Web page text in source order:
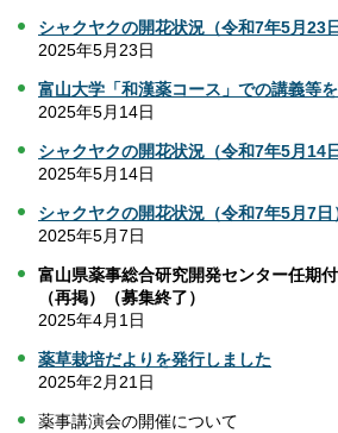
シャクヤクの開花状況（令和7年5月23日
2025年5月23日
富山大学「和漢薬コース」での講義等
2025年5月14日
シャクヤクの開花状況（令和7年5月14日
2025年5月14日
シャクヤクの開花状況（令和7年5月7日
2025年5月7日
富山県薬事総合研究開発センター任期
（再掲）（募集終了）
2025年4月1日
薬草栽培だよりを発行しました
2025年2月21日
薬事講演会の開催について